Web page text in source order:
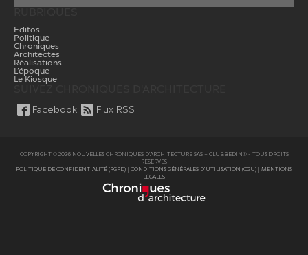
Editos
Politique
Chroniques
Architectes
Réalisations
L’époque
Le Kiosque
Facebook Flux RSS
COPYRIGHT © 2026 NOUVELLES CHRONIQUES D'ARCHITECTURE SAS + CLUBBEDIN® - TOUS DROITS
RÉSERVÉS
POLITIQUE DE CONFIDENTIALITÉ (RGPD)
CONDITIONS GÉNÉRALES D’UTILISATION (CGU)
MENTIONS
LÉGALES